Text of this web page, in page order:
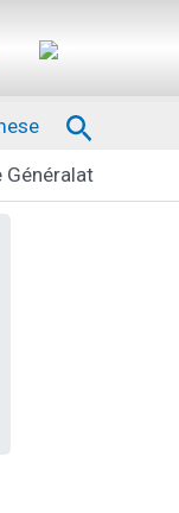
Généralat